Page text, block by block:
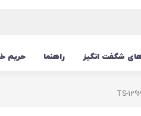
شگفت انگیز راهنما حریم